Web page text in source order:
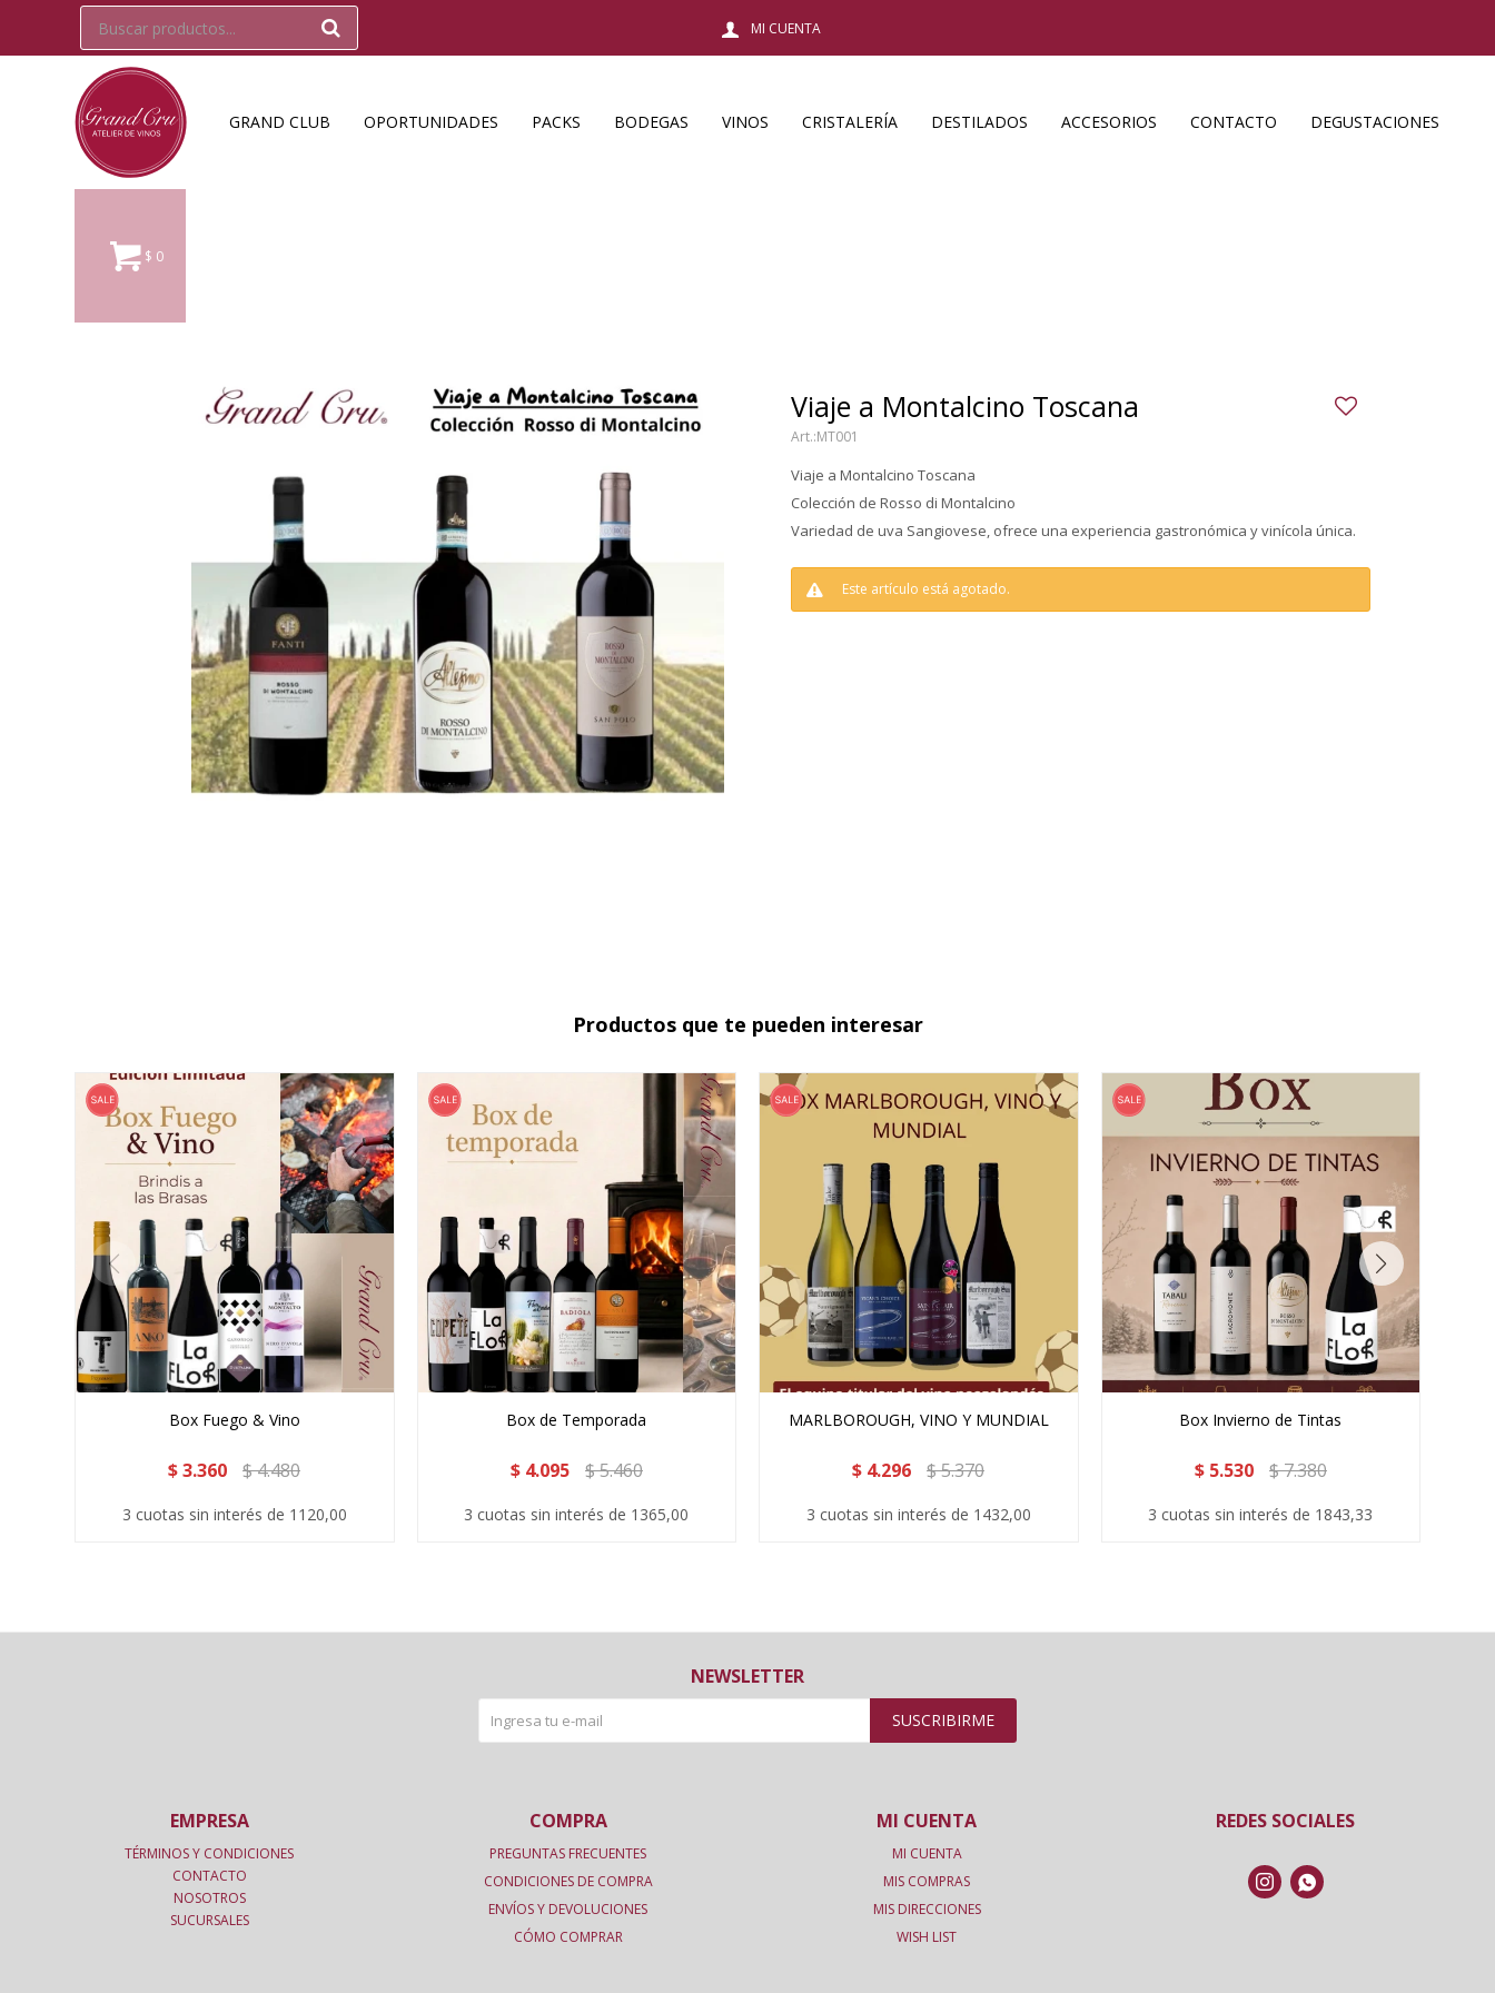
GRAND CLUB OPORTUNIDADES PACKS BODEGAS VINOS CRISTALERÍA DESTILADOS ACCESORIOS CONTACTO DEGUSTACIONES
$ 0
Viaje a Montalcino Toscana
MT001
Viaje a Montalcino Toscana
Colección de Rosso di Montalcino
Variedad de uva Sangiovese, ofrece una experiencia gastronómica y vinícola única.
Este artículo está agotado.
Productos que te pueden interesar
Box Fuego & Vino
$ 3.360 $4.480
3 cuotas sin interés de 1120,00
Box de Temporada
$ 4.095 $5.460
3 cuotas sin interés de 1365,00
MARLBOROUGH, VINO Y MUNDIAL
$ 4.296 $5.370
3 cuotas sin interés de 1432,00
Box Invierno de Tintas
$ 5.530 $7.380
3 cuotas sin interés de 1843,33
NEWSLETTER
SUSCRIBIRME
REDES SOCIALES
 
EMPRESA
TÉRMINOS Y CONDICIONES
CONTACTO
NOSOTROS
SUCURSALES
COMPRA
PREGUNTAS FRECUENTES
CONDICIONES DE COMPRA
ENVÍOS Y DEVOLUCIONES
CÓMO COMPRAR
MI CUENTA
MI CUENTA
MIS COMPRAS
MIS DIRECCIONES
WISH LIST